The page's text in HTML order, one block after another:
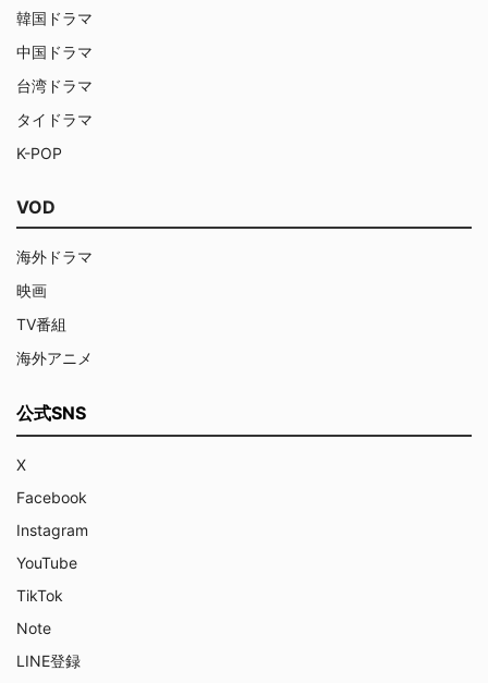
韓国ドラマ
中国ドラマ
台湾ドラマ
タイドラマ
K-POP
VOD
海外ドラマ
映画
TV番組
海外アニメ
公式SNS
X
Facebook
Instagram
YouTube
TikTok
Note
LINE登録